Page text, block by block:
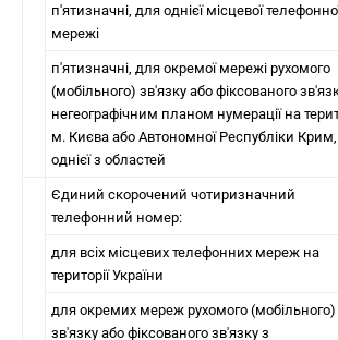
п'ятизначні, для однієї місцевої
мережі
п'ятизначні, для окремої мережі рухомого
(мобільного) зв'язку або фіксованого
негеографічним планом нумерації на
м. Києва або Автономної Республіки
однієї з областей
Єдиний скорочений чотиризначний
телефонний номер:
для всіх місцевих телефонних мереж на
території України
для окремих мереж рухомого (мобільного)
зв'язку або фіксованого зв'язку з